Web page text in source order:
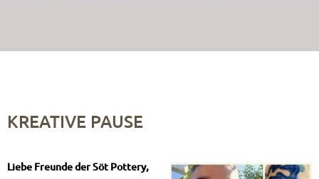
KREATIVE PAUSE
Liebe Freunde der Söt Pottery,